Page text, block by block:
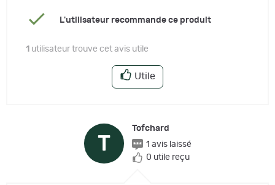
L'utilisateur recommande ce produit
1 utilisateur trouve cet avis utile
Utile
T
Tofchard
1 avis laissé
0 utile reçu